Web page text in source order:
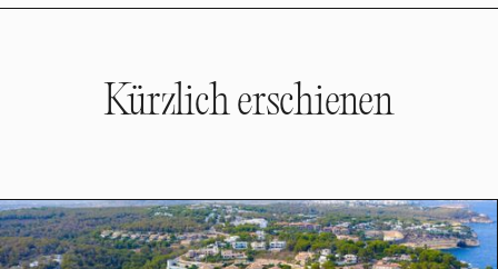
Kürzlich erschienen